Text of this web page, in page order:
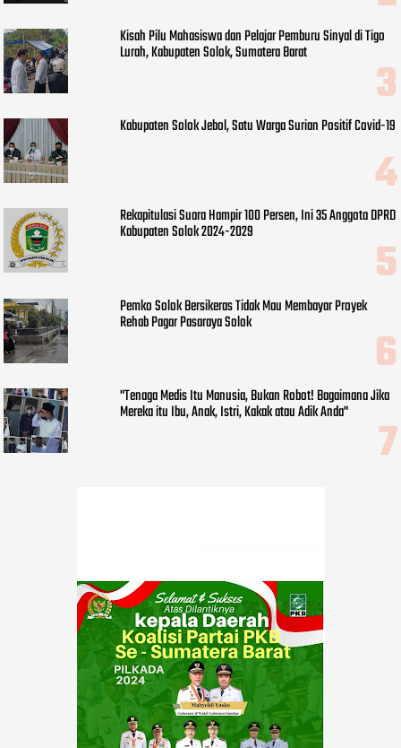
Kisah Pilu Mahasiswa dan Pelajar Pemburu Sinyal di Tigo
Lurah, Kabupaten Solok, Sumatera Barat
Kabupaten Solok Jebol, Satu Warga Surian Positif Covid-19
Rekapitulasi Suara Hampir 100 Persen, Ini 35 Anggota DPRD
Kabupaten Solok 2024-2029
Pemko Solok Bersikeras Tidak Mau Membayar Proyek
Rehab Pagar Pasaraya Solok
"Tenaga Medis Itu Manusia, Bukan Robot! Bagaimana Jika
Mereka itu Ibu, Anak, Istri, Kakak atau Adik Anda"